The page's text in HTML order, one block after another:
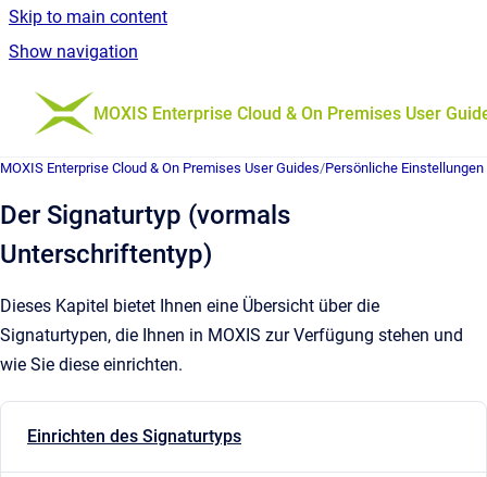
Skip to main content
Show navigation
Go to homepage
MOXIS Enterprise Cloud & On Premises User
MOXIS Enterprise Cloud & On Premises User Guides/Persönliche Einstellungen
Der Signaturtyp (vormals
Unterschriftentyp)
Dieses Kapitel bietet Ihnen eine Übersicht über die
Signaturtypen, die Ihnen in MOXIS zur Verfügung stehen und
wie Sie diese einrichten.
Einrichten des Signaturtyps